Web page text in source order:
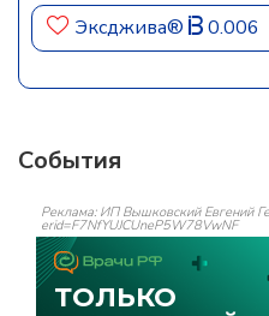
Эксджива® 0.006
События
Реклама: ИП Вышковский Евгений
erid=F7NfYUJCUneP5W78VwNF